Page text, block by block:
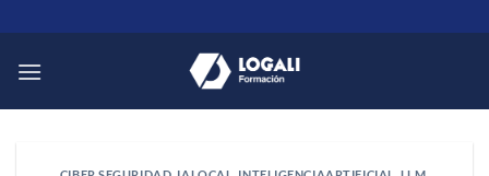
al
contenido